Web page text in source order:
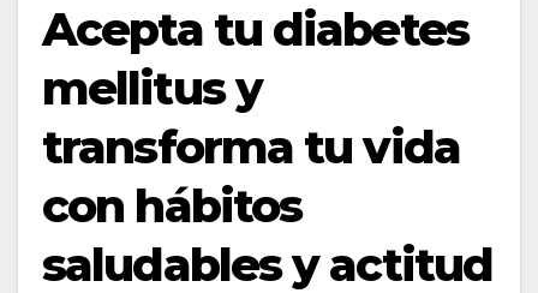
Acepta tu diabetes
mellitus y
transforma tu vida
con hábitos
saludables y actitud